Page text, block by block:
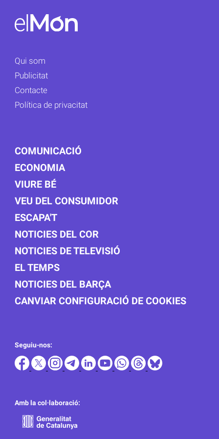
Qui som
Publicitat
Contacte
Política de privacitat
COMUNICACIÓ
ECONOMIA
VIURE BÉ
VEU DEL CONSUMIDOR
ESCAPA'T
NOTICIES DEL COR
NOTICIES DE TELEVISIÓ
EL TEMPS
NOTICIES DEL BARÇA
CANVIAR CONFIGURACIÓ DE COOKIES
Seguiu-nos:
Amb la col·laboració: